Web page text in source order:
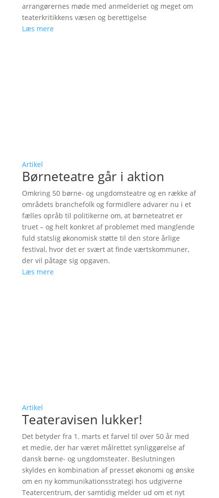
arrangørernes møde med anmelderiet og meget om
teaterkritikkens væsen og berettigelse
Læs mere
Artikel
Børneteatre går i aktion
Omkring 50 børne- og ungdomsteatre og en række af
områdets branchefolk og formidlere advarer nu i et
fælles opråb til politikerne om, at børneteatret er
truet – og helt konkret af problemet med manglende
fuld statslig økonomisk støtte til den store årlige
festival, hvor det er svært at finde værtskommuner,
der vil påtage sig opgaven.
Læs mere
Artikel
Teateravisen lukker!
Det betyder fra 1. marts et farvel til over 50 år med
et medie, der har været målrettet synliggørelse af
dansk børne- og ungdomsteater. Beslutningen
skyldes en kombination af presset økonomi og ønske
om en ny kommunikationsstrategi hos udgiverne
Teatercentrum, der samtidig melder ud om et nyt